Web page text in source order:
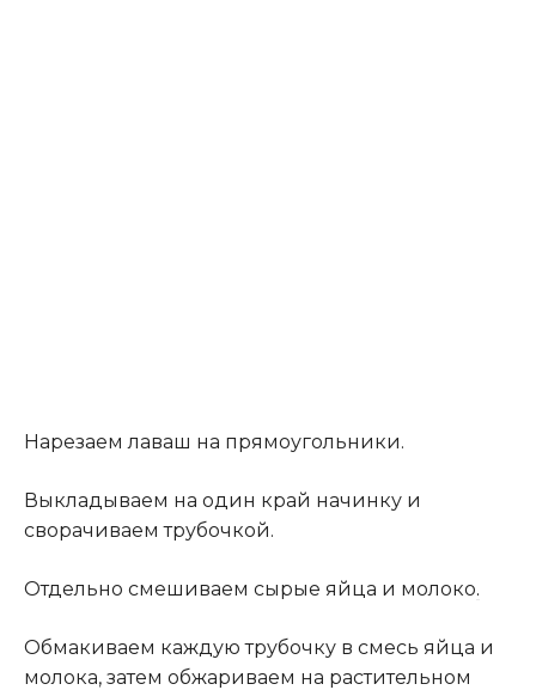
Нарезаем лаваш на прямоугольники.
Выкладываем на один край начинку и
сворачиваем трубочкой.
Отдельно смешиваем сырые яйца и молоко.
Обмакиваем каждую трубочку в смесь яйца и
молока, затем обжариваем на растительном